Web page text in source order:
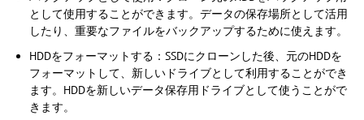
として使用することができます。データの保存場所として活用
したり、重要なファイルをバックアップするために使えます。
HDDをフォーマットする：SSDにクローンした後、元のHDDを
フォーマットして、新しいドライブとして利用することができ
ます。HDDを新しいデータ保存用ドライブとして使うことがで
きます。